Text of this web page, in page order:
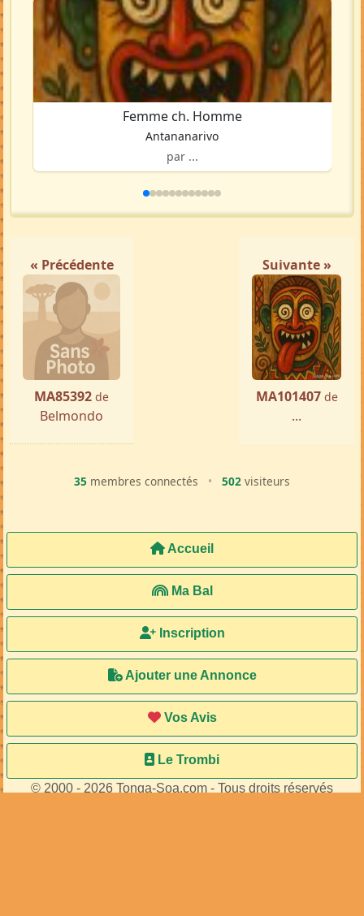
Femme ch. Homme
Antananarivo
par ...
« Précédente
MA85392 de
Belmondo
Suivante »
MA101407 de
...
35 membres connectés • 502 visiteurs
Accueil
Ma Bal
Inscription
Ajouter une Annonce
Vos Avis
Le Trombi
© 2000 - 2026 Tonga-Soa.com - Tous droits réservés